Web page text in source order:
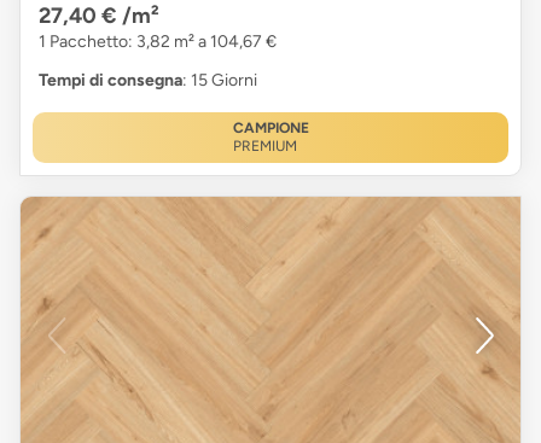
27,40 € /m²
1 Pacchetto: 3,82 m² a 104,67 €
Tempi di consegna: 15 Giorni
CAMPIONE
PREMIUM